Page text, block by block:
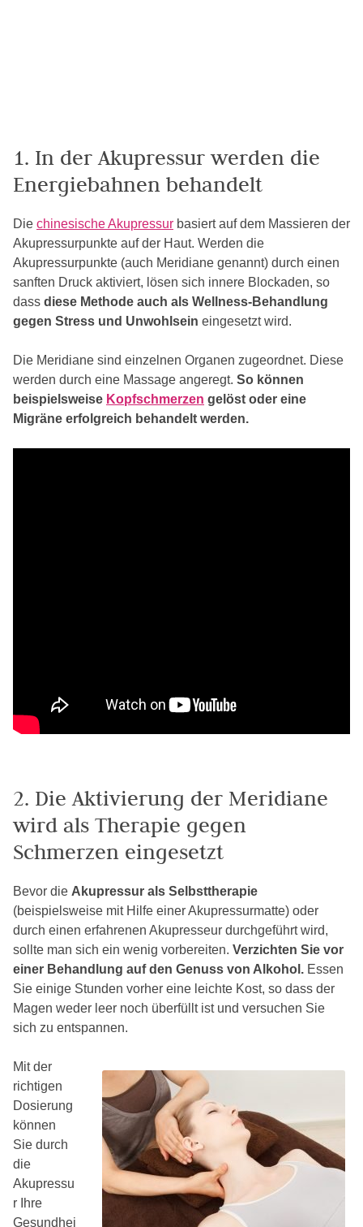
1. In der Akupressur werden die
Energiebahnen behandelt
Die chinesische Akupressur basiert auf dem Massieren der
Akupressurpunkte auf der Haut. Werden die
Akupressurpunkte (auch Meridiane genannt) durch einen
sanften Druck aktiviert, lösen sich innere Blockaden, so
dass diese Methode auch als Wellness-Behandlung
gegen Stress und Unwohlsein eingesetzt wird.
Die Meridiane sind einzelnen Organen zugeordnet. Diese
werden durch eine Massage angeregt. So können
beispielsweise Kopfschmerzen gelöst oder eine
Migräne erfolgreich behandelt werden.
2. Die Aktivierung der Meridiane
wird als Therapie gegen
Schmerzen eingesetzt
Bevor die Akupressur als Selbsttherapie
(beispielsweise mit Hilfe einer Akupressurmatte) oder
durch einen erfahrenen Akupresseur durchgeführt wird,
sollte man sich ein wenig vorbereiten. Verzichten Sie vor
einer Behandlung auf den Genuss von Alkohol. Essen
Sie einige Stunden vorher eine leichte Kost, so dass der
Magen weder leer noch überfüllt ist und versuchen Sie
sich zu entspannen.
Mit der
richtigen
Dosierung
können
Sie durch
die
Akupressu
r Ihre
Gesundhei